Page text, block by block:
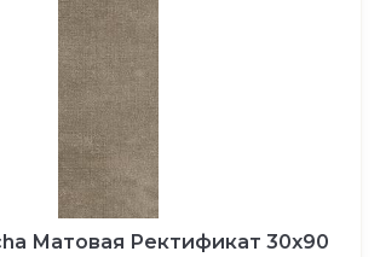
Матовая Ректификат 30x90